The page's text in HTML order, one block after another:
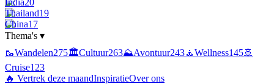
Thailand19
China17
Thema's ▾
🥾Wandelen275🏛️Cultuur263⛰️Avontuur243🧘Wellness145🚢
Cruise123
🔥 Vertrek deze maandInspiratieOver ons